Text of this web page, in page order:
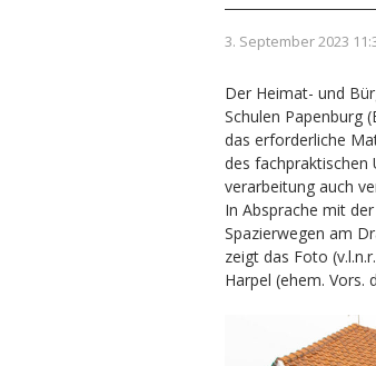
3. September 2023
Der Heimat- und
Schulen Papenburg
das erforderliche
des fachpraktischen
verarbeitung auch
In Absprache mit
Spazierwegen am
zeigt das Foto
Harpel (ehem. Vors.